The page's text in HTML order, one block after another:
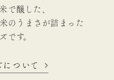
で醸した、
のうまさが詰まった
です。
について